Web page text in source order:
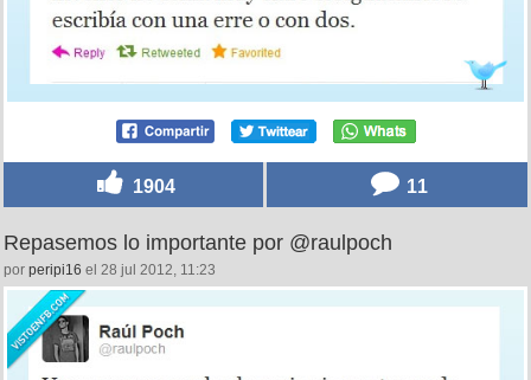
1904 11
Repasemos lo importante por @raulpoch
por peripi16 el 28 jul 2012, 11:23